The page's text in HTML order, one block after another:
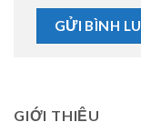
GIỚI THIỆU